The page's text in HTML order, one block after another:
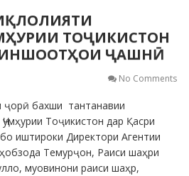
ТОҶИКИСТОН
ҶАШНӢ
No Comments
ҷорӣ бахши тантанавии
Тоҷикистон дар Қасри
иштироки Директори Агентии
Темурҷон, Раиси шаҳри
муовинони раиси шаҳр,